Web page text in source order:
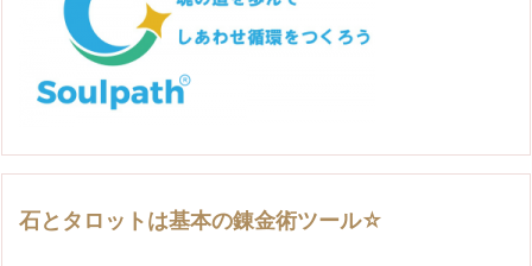
石とタロットは基本の錬金術ツール☆